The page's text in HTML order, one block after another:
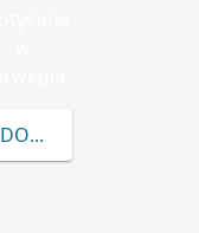
DOWIEDZ SIĘ WIĘCEJ